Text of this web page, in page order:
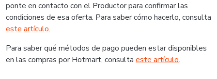
ponte en contacto con el Productor para confirmar las
condiciones de esa oferta. Para saber cómo hacerlo, consulta
este artículo.
Para saber qué métodos de pago pueden estar disponibles
en las compras por Hotmart, consulta este artículo.